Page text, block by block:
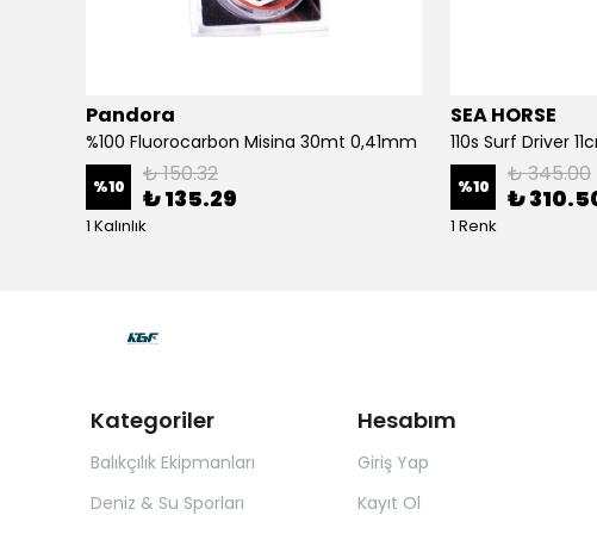
Pandora
%100 Fluorocarbon Misina 30mt 0,41mm
%10 ₺ 150.32
₺ 135.29
1 Kalınlık
SEA HORSE
110s Surf Driver
%10 ₺ 345.00
₺
1 Renk
Kategoriler
Balıkçılık Ekipmanları
Deniz & Su Sporları
Hesabım
Giriş Yap
Kayıt Ol